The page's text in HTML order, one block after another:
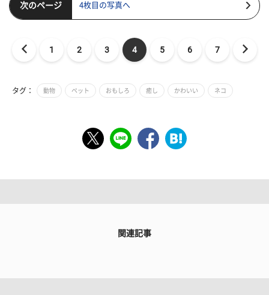
次のページ 4枚目の写真へ
1 2 3 4 5 6 7
タグ： 動物 ペット おもしろ 癒し かわいい ネコ
関連記事